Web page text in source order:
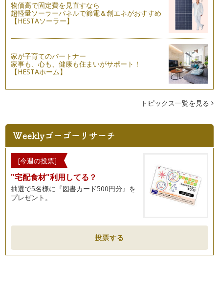
子どもを褒めるよりも大切なこと
「子どもを褒めるコツって？」「褒める子育ての落とし穴！」
と2回続けて褒めることについて書き…
引き続き「子どもを褒めるコツ」の第二弾です。 前回のお話
は、褒める時にはココロと言…
育児書を見ても、保育園・幼稚園のおたよりにも「たくさん褒
子どもと暮らしていると、その言動について「わあ、こういう
ところ、自分にそっくりでイヤになる…
ガミガミ言うのをやめるには？
「早くしなさい！」「何やってるの！」「ほら次はあれしてこ
れして…」 …
子どもの話を聞くコツは？
話せるようになった子どもは、まあよく話すこと。「ママ、マ
お子さんの個性って様々ですね。積極的な子もいれば慎重派も
いるし、泣き虫、怒りん坊、甘えっ子…
物価高で固定費を見直すなら
超軽量ソーラーパネルで節電＆創エネがおすすめ
【HESTAソーラー】
家が子育てのパートナー
家事も、心も、健康も住まいがサポート！
【HESTAホーム】
トピックス一覧を見る
[今週の投票]
"宅配食材"利用してる？
抽選で5名様に『図書カード500円分』を
プレゼント。
投票する